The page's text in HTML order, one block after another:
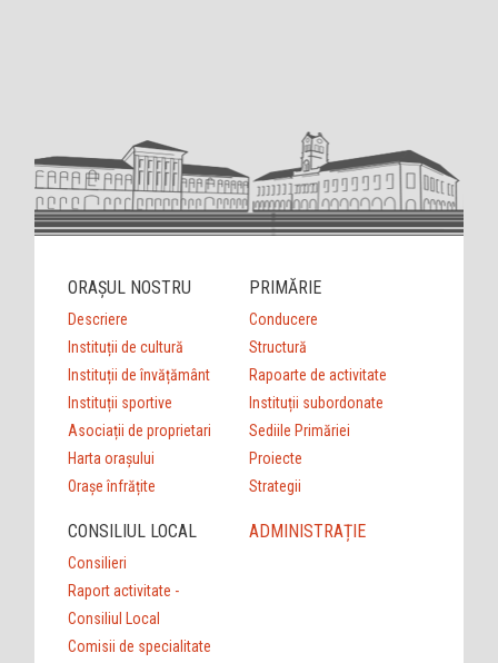
ORAȘUL NOSTRU
Descriere
Instituții de cultură
Instituții de învățământ
Instituții sportive
Asociații de proprietari
Harta orașului
Orașe înfrățite
PRIMĂRIE
Conducere
Structură
Rapoarte de activitate
Instituții subordonate
Sediile Primăriei
Proiecte
Strategii
CONSILIUL LOCAL
Consilieri
Raport activitate -
Consiliul Local
Comisii de specialitate
ADMINISTRAȚIE